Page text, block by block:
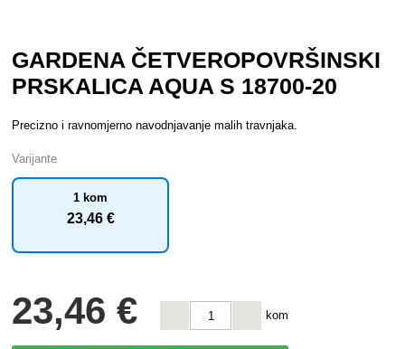
GARDENA ČETVEROPOVRŠINSKI
PRSKALICA AQUA S 18700-20
Precizno i ravnomjerno navodnjavanje malih travnjaka.
Varijante
1 kom
23,46 €
23,46 € kom